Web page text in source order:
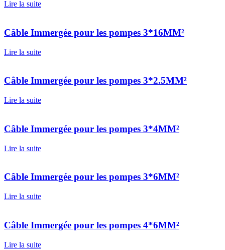
Lire la suite
Câble Immergée pour les pompes 3*16MM²
Lire la suite
Câble Immergée pour les pompes 3*2.5MM²
Lire la suite
Câble Immergée pour les pompes 3*4MM²
Lire la suite
Câble Immergée pour les pompes 3*6MM²
Lire la suite
Câble Immergée pour les pompes 4*6MM²
Lire la suite